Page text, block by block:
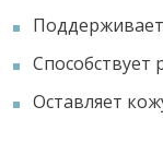
Способствует
Оставляет